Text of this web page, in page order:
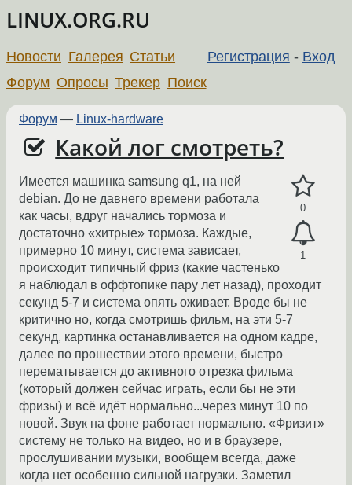
LINUX.ORG.RU
Регистрация - Вход
Новости Галерея Статьи
Форум Опросы Трекер Поиск
Форум — Linux-hardware
Какой лог смотреть?
0
1
Имеется машинка samsung q1, на ней
debian. До не давнего времени работала
как часы, вдруг начались тормоза и
достаточно «хитрые» тормоза. Каждые,
примерно 10 минут, система зависает,
происходит типичный фриз (какие частенько
я наблюдал в оффтопике пару лет назад), проходит
секунд 5-7 и система опять оживает. Вроде бы не
критично но, когда смотришь фильм, на эти 5-7
секунд, картинка останавливается на одном кадре,
далее по прошествии этого времени, быстро
перематывается до активного отрезка фильма
(который должен сейчас играть, если бы не эти
фризы) и всё идёт нормально...через минут 10 по
новой. Звук на фоне работает нормально. «Фризит»
систему не только на видео, но и в браузере,
прослушивании музыки, вообщем всегда, даже
когда нет особенно сильной нагрузки. Заметил